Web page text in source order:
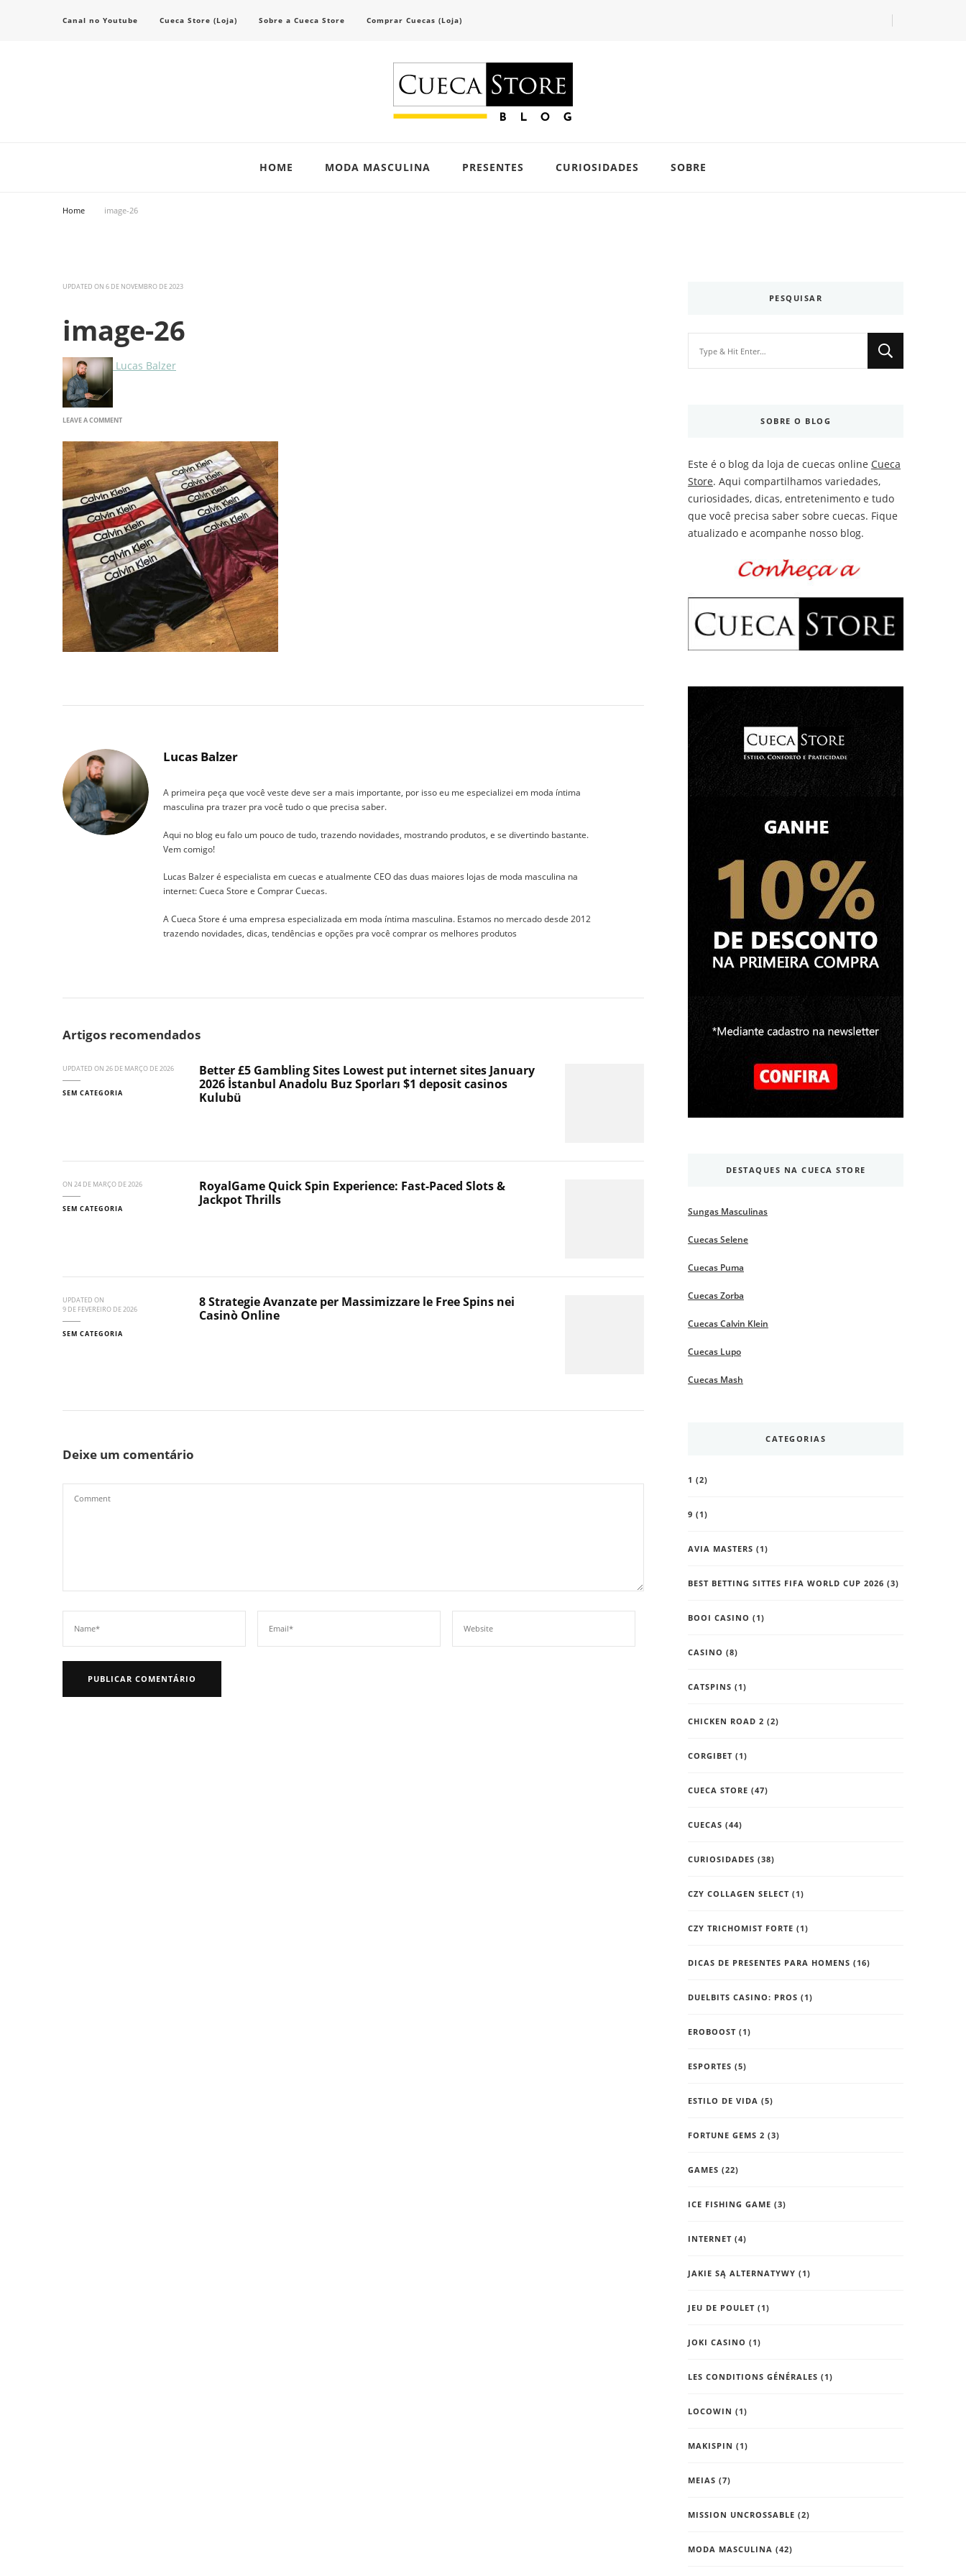
Canal no Youtube Cueca Store (Loja) Sobre a Cueca Store Comprar Cuecas (Loja)
HOME MODA MASCULINA PRESENTES CURIOSIDADES SOBRE
Home image-26
UPDATED ON 6 DE NOVEMBRO DE 2023
image-26
Lucas Balzer
LEAVE A COMMENTON
26
Lucas Balzer
A primeira peça que você veste deve ser a mais importante, por isso eu me especializei em moda íntima
masculina pra trazer pra você tudo o que precisa saber.
Aqui no blog eu falo um pouco de tudo, trazendo novidades, mostrando produtos, e se divertindo bastante.
Vem comigo!
Lucas Balzer é especialista em cuecas e atualmente CEO das duas maiores lojas de moda masculina na
internet: Cueca Store e Comprar Cuecas.
A Cueca Store é uma empresa especializada em moda íntima masculina. Estamos no mercado desde 2012
trazendo novidades, dicas, tendências e opções pra você comprar os melhores produtos
Artigos recomendados
UPDATED ON 26 DE MARÇO DE 2026
SEM CATEGORIA
Better £5 Gambling Sites Lowest put internet sites January
2026 İstanbul Anadolu Buz Sporları $1 deposit casinos
Kulubü
ON 24 DE MARÇO DE 2026
SEM CATEGORIA
RoyalGame Quick Spin Experience: Fast-Paced Slots &
Jackpot Thrills
UPDATED ON
9 DE FEVEREIRO DE 2026
SEM CATEGORIA
8 Strategie Avanzate per Massimizzare le Free Spins nei
Casinò Online
Deixe um comentário
PESQUISAR
SOBRE O BLOG
Este é o blog da loja de cuecas online Cueca
Store. Aqui compartilhamos variedades,
curiosidades, dicas, entretenimento e tudo
que você precisa saber sobre cuecas. Fique
atualizado e acompanhe nosso blog.
DESTAQUES NA CUECA STORE
Sungas Masculinas
Cuecas Selene
Cuecas Puma
Cuecas Zorba
Cuecas Calvin Klein
Cuecas Lupo
Cuecas Mash
CATEGORIAS
1 (2)
9 (1)
AVIA MASTERS (1)
BEST BETTING SITTES FIFA WORLD CUP 2026 (3)
BOOI CASINO (1)
CASINO (8)
CATSPINS (1)
CHICKEN ROAD 2 (2)
CORGIBET (1)
CUECA STORE (47)
CUECAS (44)
CURIOSIDADES (38)
CZY COLLAGEN SELECT (1)
CZY TRICHOMIST FORTE (1)
DICAS DE PRESENTES PARA HOMENS (16)
DUELBITS CASINO: PROS (1)
EROBOOST (1)
ESPORTES (5)
ESTILO DE VIDA (5)
FORTUNE GEMS 2 (3)
GAMES (22)
ICE FISHING GAME (3)
INTERNET (4)
JAKIE SĄ ALTERNATYWY (1)
JEU DE POULET (1)
JOKI CASINO (1)
LES CONDITIONS GÉNÉRALES (1)
LOCOWIN (1)
MAKISPIN (1)
MEIAS (7)
MISSION UNCROSSABLE (2)
MODA MASCULINA (42)